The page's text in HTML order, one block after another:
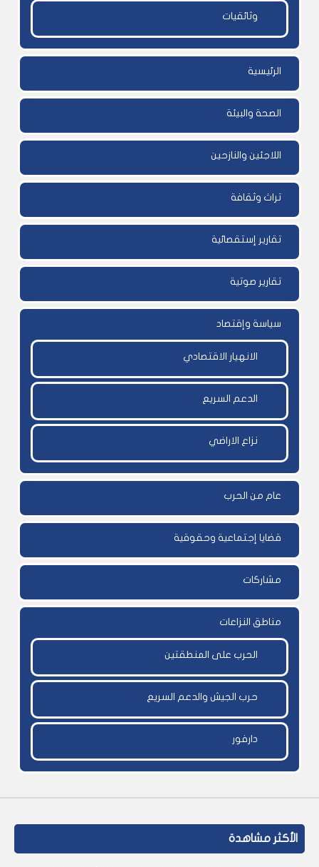
وثائقيات
الرئيسية
الصحة والبيئة
اللاجئين والنازحين
تراث وثقافة
تقارير إستقصائية
تقارير صوتية
سياسة وإقتصاد
الانهيار الاقتصادي
الدعم السريع
نزاع الاراضي
عام من الحرب
قضايا إجتماعية وحقوقية
مشاركات
مناطق النزاعات
الحرب على المنطقتين
حرب الجيش والدعم السريع
دارفور
الأكثر مشاهدة